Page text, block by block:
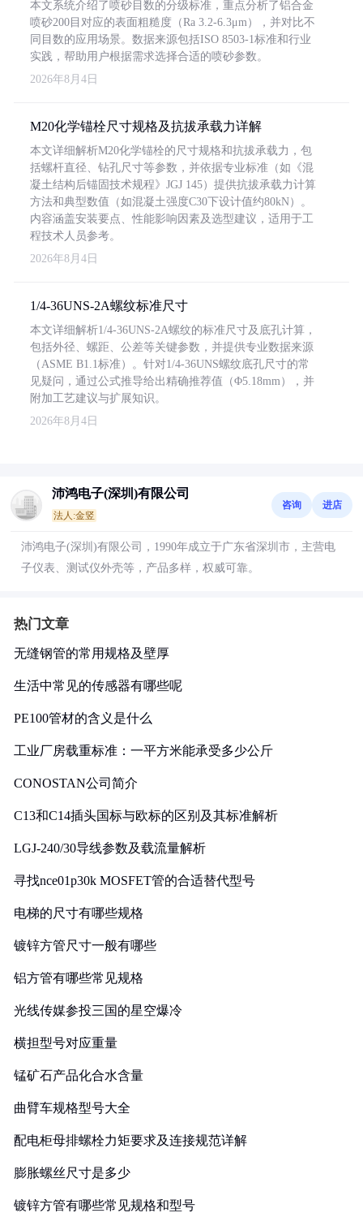
本文系统介绍了喷砂目数的分级标准，重点分析了铝合金
喷砂200目对应的表面粗糙度（Ra 3.2-6.3μm），并对比不
同目数的应用场景。数据来源包括ISO 8503-1标准和行业
实践，帮助用户根据需求选择合适的喷砂参数。
2026年8月4日
M20化学锚栓尺寸规格及抗拔承载力详解
本文详细解析M20化学锚栓的尺寸规格和抗拔承载力，包
括螺杆直径、钻孔尺寸等参数，并依据专业标准（如《混
凝土结构后锚固技术规程》JGJ 145）提供抗拔承载力计算
方法和典型数值（如混凝土强度C30下设计值约80kN）。
内容涵盖安装要点、性能影响因素及选型建议，适用于工
程技术人员参考。
2026年8月4日
1/4-36UNS-2A螺纹标准尺寸
本文详细解析1/4-36UNS-2A螺纹的标准尺寸及底孔计算，
包括外径、螺距、公差等关键参数，并提供专业数据来源
（ASME B1.1标准）。针对1/4-36UNS螺纹底孔尺寸的常
见疑问，通过公式推导给出精确推荐值（Φ5.18mm），并
附加工艺建议与扩展知识。
2026年8月4日
沛鸿电子(深圳)有限公司
法人:金竖
咨询 进店
沛鸿电子(深圳)有限公司，1990年成立于广东省深圳市，主营电
子仪表、测试仪外壳等，产品多样，权威可靠。
热门文章
无缝钢管的常用规格及壁厚
生活中常见的传感器有哪些呢
PE100管材的含义是什么
工业厂房载重标准：一平方米能承受多少公斤
CONOSTAN公司简介
C13和C14插头国标与欧标的区别及其标准解析
LGJ-240/30导线参数及载流量解析
寻找nce01p30k MOSFET管的合适替代型号
电梯的尺寸有哪些规格
镀锌方管尺寸一般有哪些
铝方管有哪些常见规格
光线传媒参投三国的星空爆冷
横担型号对应重量
锰矿石产品化合水含量
曲臂车规格型号大全
配电柜母排螺栓力矩要求及连接规范详解
膨胀螺丝尺寸是多少
镀锌方管有哪些常见规格和型号